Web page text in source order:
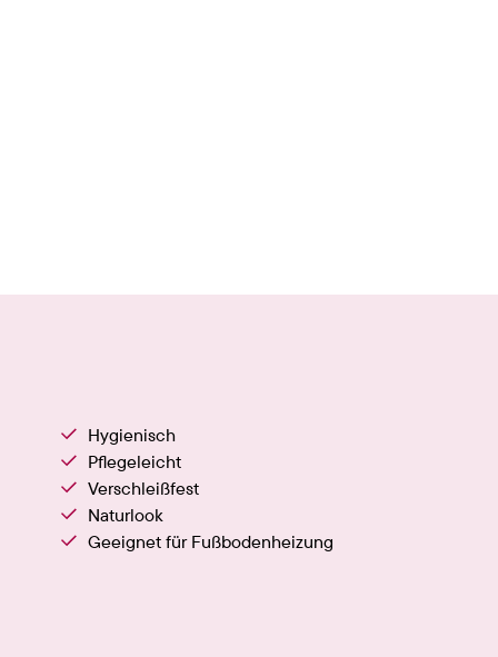
Hygienisch
Pflegeleicht
Verschleißfest
Naturlook
Geeignet für Fußbodenheizung